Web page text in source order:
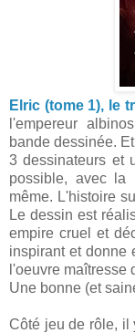
Elric (tome 1), le
l'empereur
bande dessinée.
3 dessinateurs et
possible, avec la
même. L'histoire
Le dessin est
empire cruel et
inspirant et donne
l'oeuvre maîtresse
Une bonne (et
Côté jeu de rôle, il